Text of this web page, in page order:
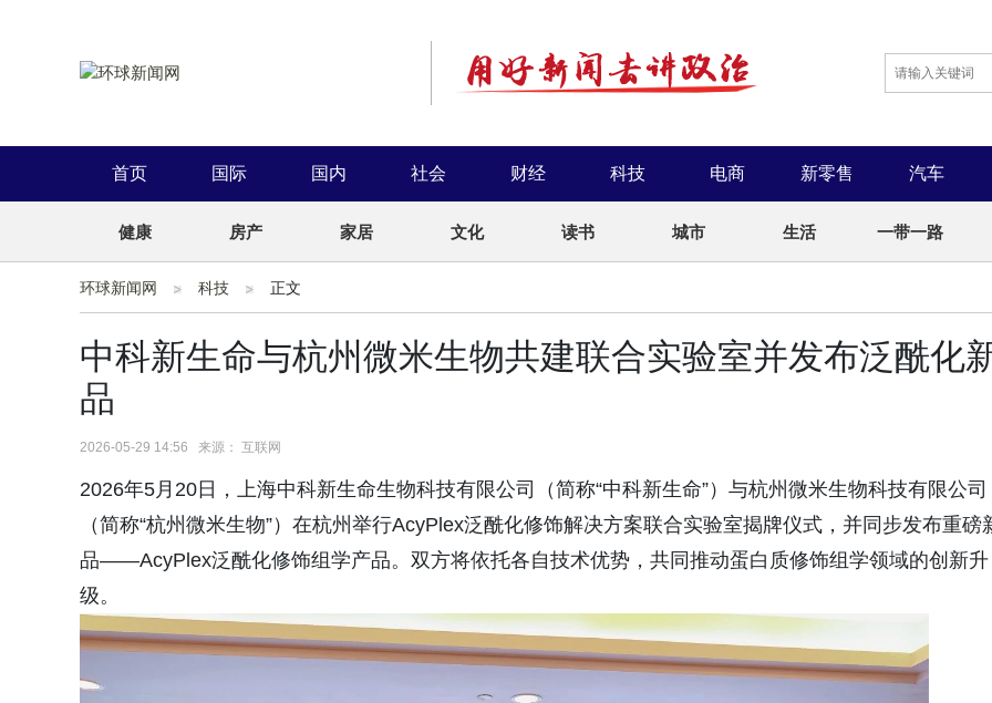
首页 国际 国内 社会 财经 科技 电商 新零售 汽车
健康 房产 家居 文化 读书 城市 生活 一带一路
环球新闻网 科技 正文
中科新生命与杭州微米生物共建联合实验室并发布泛酰化
品
2026-05-29 14:56 来源： 互联网
2026年5月20日，上海中科新生命生物科技有限公司（简称“中科新生命”）与杭州微米生物科技有限公司
（简称“杭州微米生物”）在杭州举行AcyPlex泛酰化修饰解决方案联合实验室揭牌仪式，并同步发布重磅
品——AcyPlex泛酰化修饰组学产品。双方将依托各自技术优势，共同推动蛋白质修饰组学领域的创新升
级。